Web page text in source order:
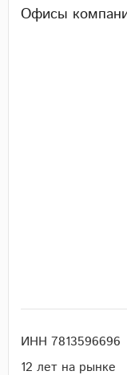
Офисы
ИНН 7813596696
12 лет на рынке